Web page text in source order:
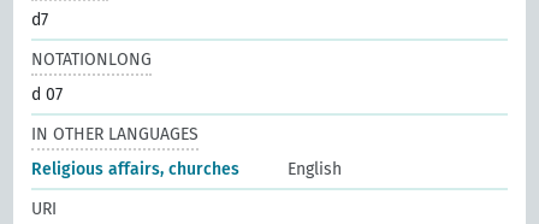
d7
NOTATIONLONG
d 07
IN OTHER LANGUAGES
Religious affairs, churches
English
URI